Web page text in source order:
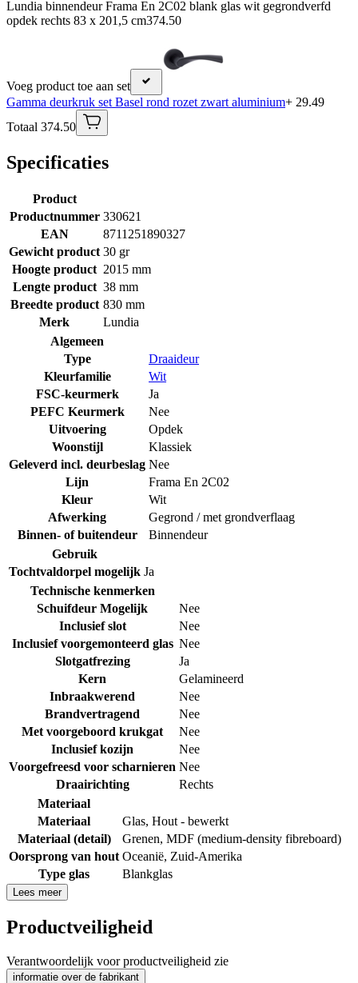
Lundia binnendeur Frama En 2C02 blank glas wit gegrondverfd
opdek rechts 83 x 201,5 cm374.50
Voeg product toe aan set
Gamma deurkruk set Basel rond rozet zwart aluminium+ 29.49
Totaal 374.50
Specificaties
Product
Productnummer 330621
EAN
8711251890327
Gewicht product 30 gr
Hoogte product 2015 mm
Lengte product 38 mm
Breedte product 830 mm
Merk
Lundia
Algemeen
Type
Draaideur
Kleurfamilie
Wit
FSC-keurmerk
Ja
PEFC Keurmerk
Nee
Uitvoering
Opdek
Woonstijl
Klassiek
Geleverd incl. deurbeslag Nee
Lijn
Frama En 2C02
Kleur
Wit
Afwerking
Gegrond / met grondverflaag
Binnen- of buitendeur
Binnendeur
Gebruik
Tochtvaldorpel mogelijk Ja
Technische kenmerken
Schuifdeur Mogelijk
Nee
Inclusief slot
Nee
Inclusief voorgemonteerd glas Nee
Slotgatfrezing
Ja
Kern
Gelamineerd
Inbraakwerend
Nee
Brandvertragend
Nee
Met voorgeboord krukgat
Nee
Inclusief kozijn
Nee
Voorgefreesd voor scharnieren Nee
Draairichting
Rechts
Materiaal
Materiaal
Glas, Hout - bewerkt
Materiaal (detail)
Grenen, MDF (medium-density fibreboard)
Oorsprong van hout Oceanië, Zuid-Amerika
Type glas
Blankglas
Lees meer
Productveiligheid
Verantwoordelijk voor productveiligheid zie
informatie over de fabrikant